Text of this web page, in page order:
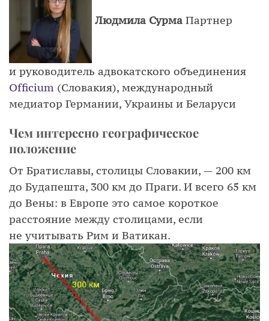
Людмила Сурма Партнер
и руководитель адвокатского объединения
Officium (Словакия), международный
медиатор Германии, Украины и Беларуси
Чем интересно географическое
положение
От Братиславы, столицы Словакии, — 200 км
до Будапешта, 300 км до Праги. И всего 65 км
до Вены: в Европе это самое короткое
расстояние между столицами, если
не учитывать Рим и Ватикан.